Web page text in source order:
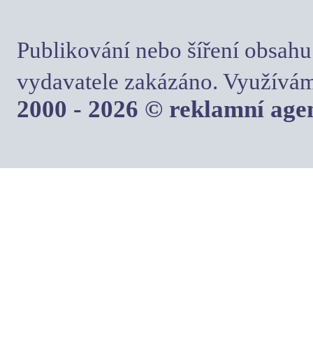
Publikování nebo šíření
vydavatele zakázáno.
2000 - 2026 © reklamní